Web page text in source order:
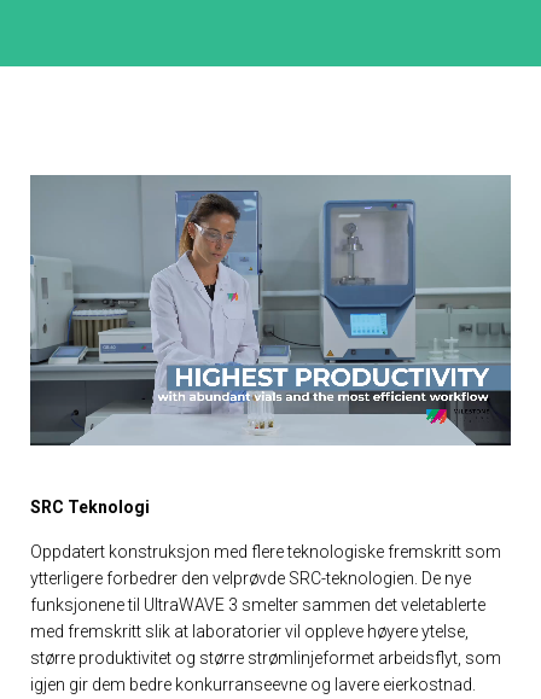
Melding
9 + 2 =
SRC Teknologi
Oppdatert konstruksjon med flere teknologiske fremskritt som
ytterligere forbedrer den velprøvde SRC-teknologien. De nye
funksjonene til UltraWAVE 3 smelter sammen det veletablerte
med fremskritt slik at laboratorier vil oppleve høyere ytelse,
større produktivitet og større strømlinjeformet arbeidsflyt, som
igjen gir dem bedre konkurranseevne og lavere eierkostnad.